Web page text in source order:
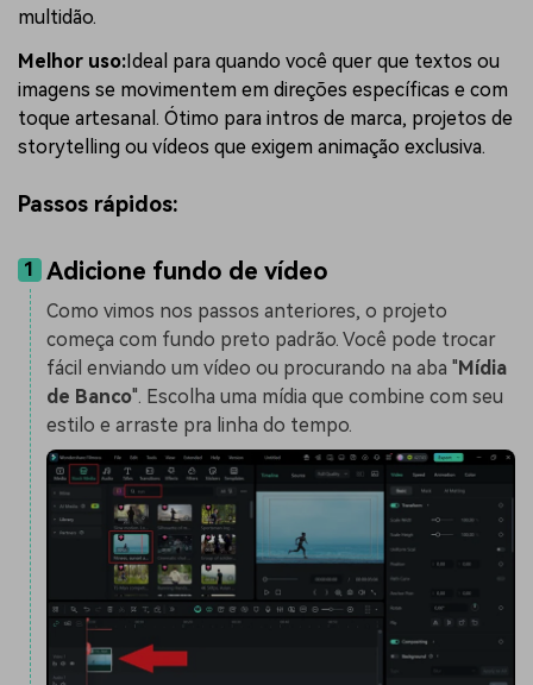
multidão.
Melhor uso:Ideal para quando você quer que textos ou
imagens se movimentem em direções específicas e com
toque artesanal. Ótimo para intros de marca, projetos de
storytelling ou vídeos que exigem animação exclusiva.
Passos rápidos:
1 Adicione fundo de vídeo
Como vimos nos passos anteriores, o projeto
começa com fundo preto padrão. Você pode trocar
fácil enviando um vídeo ou procurando na aba "Mídia
de Banco". Escolha uma mídia que combine com seu
estilo e arraste pra linha do tempo.